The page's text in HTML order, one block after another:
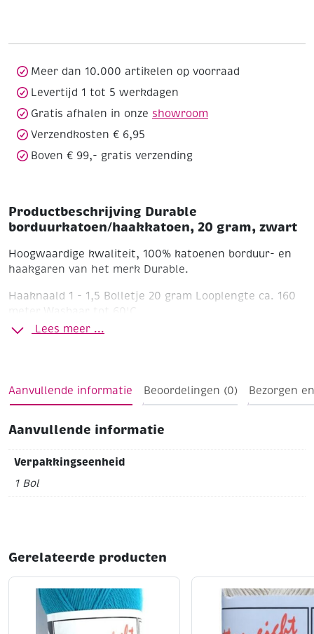
Meer dan 10.000 artikelen op voorraad
Levertijd 1 tot 5 werkdagen
Gratis afhalen in onze showroom
Verzendkosten € 6,95
Boven € 99,- gratis verzending
Productbeschrijving Durable
borduurkatoen/haakkatoen, 20 gram, zwart
Hoogwaardige kwaliteit, 100% katoenen borduur- en
haakgaren van het merk Durable.
Haaknaald 1 - 1,5 Bolletje 20 gram Looplengte ca. 160
Wasbaar tot 60'C
Lees meer ...
Aanvullende informatie Beoordelingen (0) Bezorgen
Aanvullende informatie
Verpakkingseenheid
1 Bol
Gerelateerde producten